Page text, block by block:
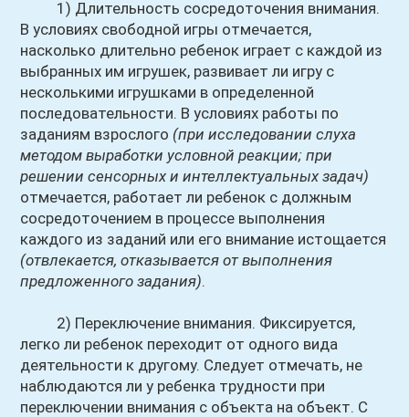
1) Длительность сосредоточения внимания.
В условиях свободной игры отмечается,
насколько длительно ребенок играет с каждой из
выбранных им игрушек, развивает ли игру с
несколькими игрушками в определенной
последовательности. В условиях работы по
заданиям взрослого (при исследовании слуха
методом выработки условной реакции; при
решении сенсорных и интеллектуальных задач)
отмечается, работает ли ребенок с должным
сосредоточением в процессе выполнения
каждого из заданий или его внимание истощается
(отвлекается, отказывается от выполнения
предложенного задания).
2) Переключение внимания. Фиксируется,
легко ли ребенок переходит от одного вида
деятельности к другому. Следует отмечать, не
наблюдаются ли у ребенка трудности при
переключении внимания с объекта на объект. С